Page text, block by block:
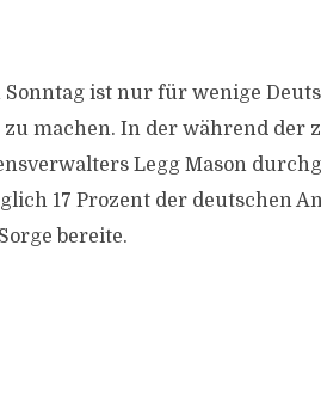
ist nur für wenige
zu machen. In der während der
Legg Mason
17 Prozent der deutschen
bereite.